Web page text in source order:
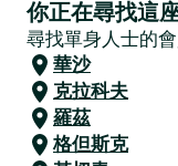
你正在尋找這
尋找單身人士的
華沙
克拉科夫
羅茲
格但斯克